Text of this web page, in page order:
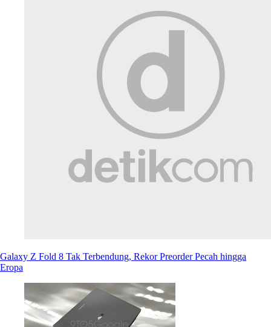
Galaxy Z Fold 8 Tak Terbendung, Rekor Preorder Pecah hingga
Eropa